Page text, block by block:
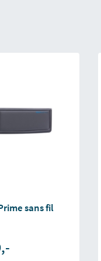
sans fil